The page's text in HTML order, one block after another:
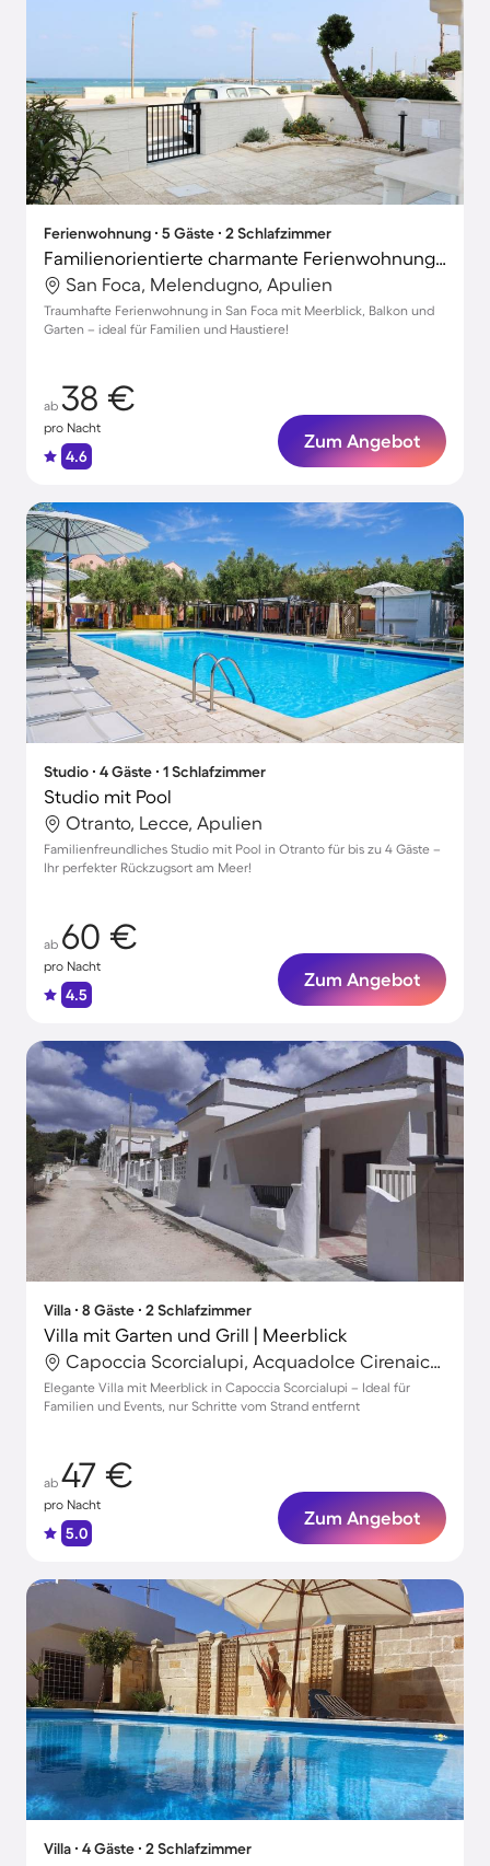
Ferienwohnung ∙ 5 Gäste ∙ 2 Schlafzimmer
Familienorientierte charmante Ferienwohnung mit Garten und Terrasse | Panoramablick | Neben dem Strand | Haustiere sind willkommen
San Foca, Melendugno, Apulien
Traumhafte Ferienwohnung in San Foca mit Meerblick, Balkon und
Garten – ideal für Familien und Haustiere!
ab 38 €
pro Nacht
4.6
Zum Angebot
Studio ∙ 4 Gäste ∙ 1 Schlafzimmer
Studio mit Pool
Otranto, Lecce, Apulien
Familienfreundliches Studio mit Pool in Otranto für bis zu 4 Gäste –
Ihr perfekter Rückzugsort am Meer!
ab 60 €
pro Nacht
4.5
Zum Angebot
Villa ∙ 8 Gäste ∙ 2 Schlafzimmer
Villa mit Garten und Grill | Meerblick
Capoccia Scorcialupi, Acquadolce Cirenaica, Apulien
Elegante Villa mit Meerblick in Capoccia Scorcialupi – Ideal für
Familien und Events, nur Schritte vom Strand entfernt
ab 47 €
pro Nacht
5.0
Zum Angebot
Villa ∙ 4 Gäste ∙ 2 Schlafzimmer